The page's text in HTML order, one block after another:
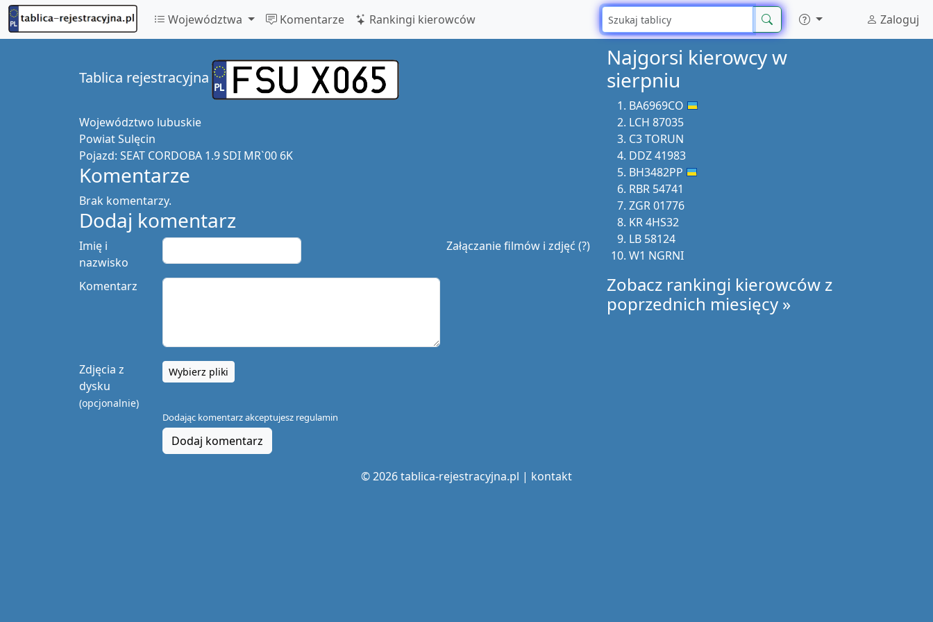
Województwa Komentarze Rankingi kierowców Zaloguj
Tablica rejestracyjna
Województwo lubuskie
PowiatSulęcin
Pojazd: SEAT CORDOBA 1.9 SDI MR`00 6K
Komentarze
Brak komentarzy.
Dodaj komentarz
Załączanie filmów i zdjęć (?)
Imię i
nazwisko
Komentarz
Zdjęcia z
dysku
(opcjonalnie)
Wybierz pliki
Dodając komentarz akceptujesz regulamin
Dodaj komentarz
Najgorsi kierowcy w
sierpniu
BA6969CO
LCH 87035
C3 TORUN
DDZ 41983
BH3482PP
RBR 54741
ZGR 01776
KR 4HS32
LB 58124
W1 NGRNI
Zobacz rankingi kierowców z
poprzednich miesięcy »
© 2026 tablica-rejestracyjna.pl | kontakt